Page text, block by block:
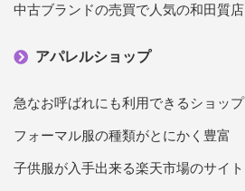
中古ブランドの売買で人気の和田質店
アパレルショップ
急なお呼ばれにも利用できるショップ
フォーマル服の種類がとにかく豊富
子供服が入手出来る楽天市場のサイト